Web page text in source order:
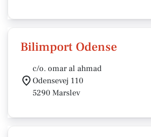
Bilimport Odense
c/o. omar al ahmad
Odensevej 110
5290 Marslev